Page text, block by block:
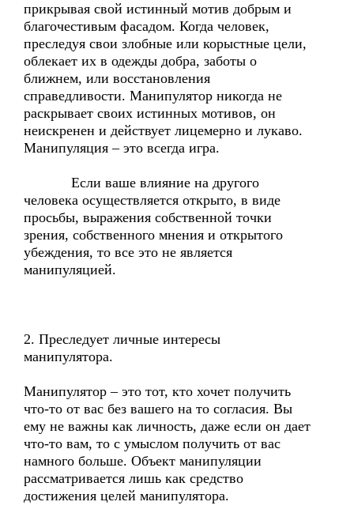
прикрывая свой истинный мотив добрым и
благочестивым фасадом. Когда человек,
преследуя свои злобные или корыстные цели,
облекает их в одежды добра, заботы о
ближнем, или восстановления
справедливости. Манипулятор никогда не
раскрывает своих истинных мотивов, он
неискренен и действует лицемерно и лукаво.
Манипуляция – это всегда игра.
Если ваше влияние на другого
человека осуществляется открыто, в виде
просьбы, выражения собственной точки
зрения, собственного мнения и открытого
убеждения, то все это не является
манипуляцией.
2. Преследует личные интересы
манипулятора.
Манипулятор – это тот, кто хочет получить
что-то от вас без вашего на то согласия. Вы
ему не важны как личность, даже если он дает
что-то вам, то с умыслом получить от вас
намного больше. Объект манипуляции
рассматривается лишь как средство
достижения целей манипулятора.